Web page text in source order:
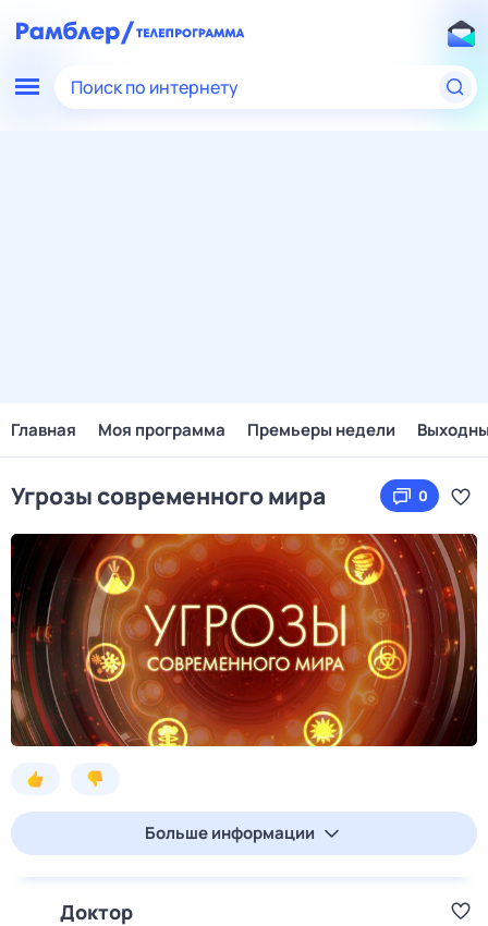
Поиск по интернету
Главная Моя программа Премьеры недели
Угрозы современного мира 0
Больше информации
Доктор